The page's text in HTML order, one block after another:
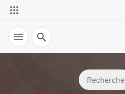
Recherche
Recherche